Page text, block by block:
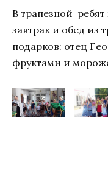
В трапезной
завтрак и обед из
подарков: отец
фруктами и